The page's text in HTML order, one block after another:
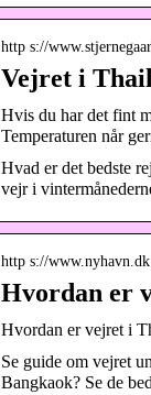
http s://
Vejret i
Hvis du har det fint
Temperaturen når
Hvad er det bedste
vejr i
http s://
Hvordan er
Hvordan er vejret i
Se guide om vejret
Bangkaok? Se de